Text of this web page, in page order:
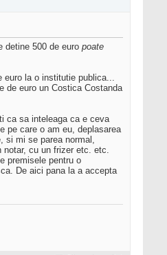
detine 500 de euro poate
euro la o institutie publica...
de euro un Costica Costanda
ca sa inteleaga ca e ceva
pe care o am eu, deplasarea
si mi se parea normal,
notar, cu un frizer etc. etc.
premisele pentru o
De aici pana la a accepta